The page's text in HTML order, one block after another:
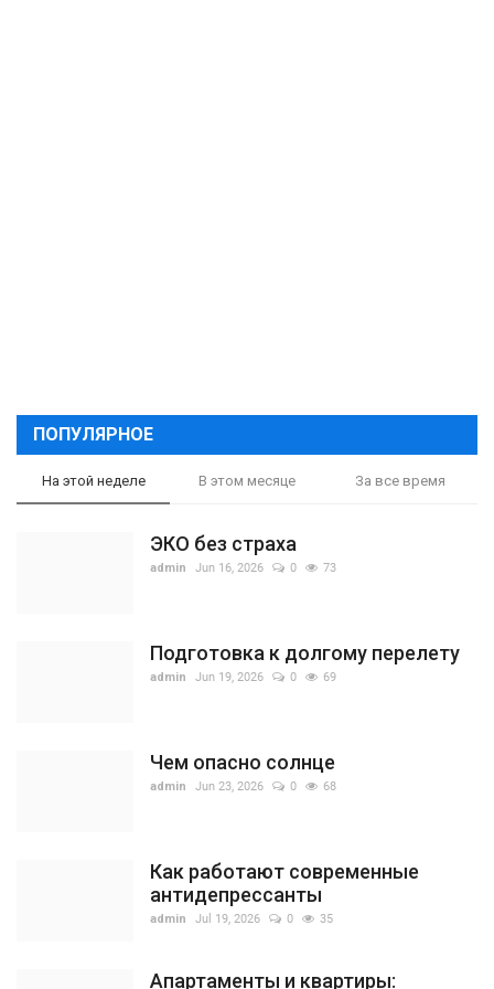
ПОПУЛЯРНОЕ
На этой неделе В этом месяце За все время
ЭКО без страха
admin Jun 16, 2026 0 73
Подготовка к долгому перелету
admin Jun 19, 2026 0 69
Чем опасно солнце
admin Jun 23, 2026 0 68
Как работают современные
антидепрессанты
admin Jul 19, 2026 0 35
Апартаменты и квартиры: